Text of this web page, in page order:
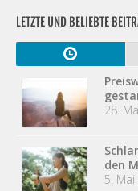
LETZTE UND BELIEBTE
28.
den
5.